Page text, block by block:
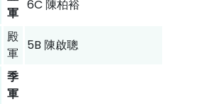
軍
6C 陳柏裕
殿
軍
5B 陳啟聰
季
軍